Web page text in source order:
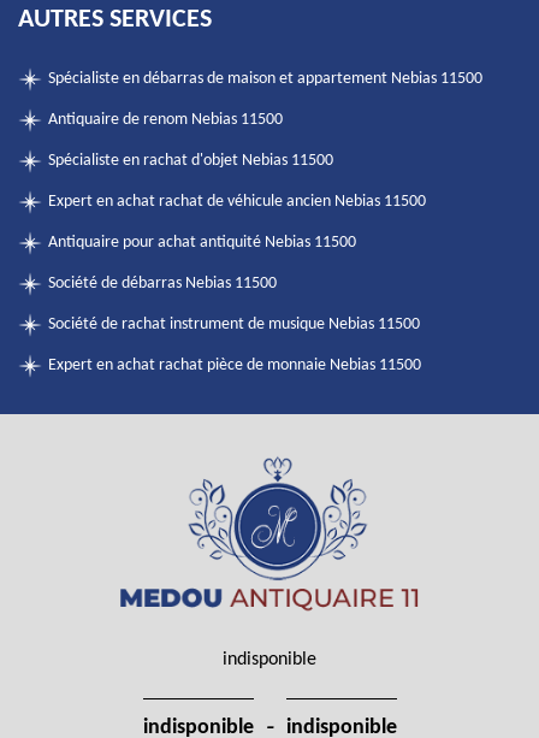
AUTRES SERVICES
Spécialiste en débarras de maison et appartement Nebias 11500
Antiquaire de renom Nebias 11500
Spécialiste en rachat d'objet Nebias 11500
Expert en achat rachat de véhicule ancien Nebias 11500
Antiquaire pour achat antiquité Nebias 11500
Société de débarras Nebias 11500
Société de rachat instrument de musique Nebias 11500
Expert en achat rachat pièce de monnaie Nebias 11500
indisponible
indisponible - indisponible